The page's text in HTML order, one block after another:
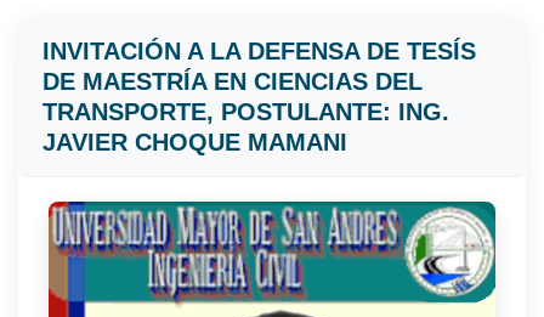
INVITACIÓN A LA DEFENSA DE TESÍS
DE MAESTRÍA EN CIENCIAS DEL
TRANSPORTE, POSTULANTE: ING.
JAVIER CHOQUE MAMANI